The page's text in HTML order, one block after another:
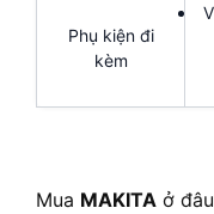
Phụ kiện đi
kèm
Mua MAKITA ở